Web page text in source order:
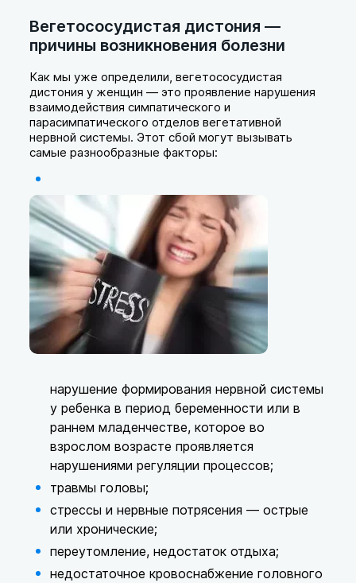
Вегетососудистая дистония —
причины возникновения болезни
Как мы уже определили, вегетососудистая
дистония у женщин — это проявление нарушения
взаимодействия симпатического и
парасимпатического отделов вегетативной
нервной системы. Этот сбой могут вызывать
самые разнообразные факторы:
нарушение формирования нервной системы
у ребенка в период беременности или в
раннем младенчестве, которое во
взрослом возрасте проявляется
нарушениями регуляции процессов;
травмы головы;
стрессы и нервные потрясения — острые
или хронические;
переутомление, недостаток отдыха;
недостаточное кровоснабжение головного